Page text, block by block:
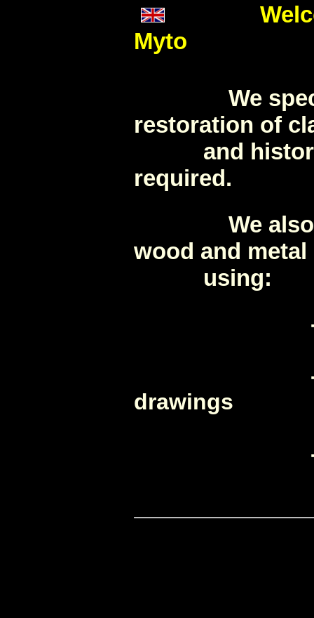
Myto
We
restoration of
and
required.
We also can
wood and
using:
-
-
drawings
- other